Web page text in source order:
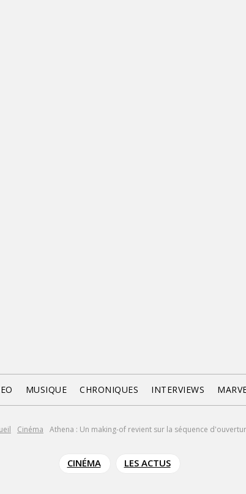
MUSIQUE CHRONIQUES INTERVIEWS
Cinéma Athena : Un making-of revient sur la séquence
CINÉMA LES ACTUS